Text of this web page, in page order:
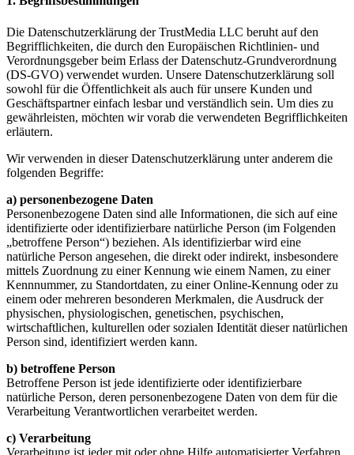
Die Datenschutzerklärung der TrustMedia LLC beruht auf den
Begrifflichkeiten, die durch den Europäischen Richtlinien- und
Verordnungsgeber beim Erlass der Datenschutz-Grundverordnung
(DS-GVO) verwendet wurden. Unsere Datenschutzerklärung soll
sowohl für die Öffentlichkeit als auch für unsere Kunden und
Geschäftspartner einfach lesbar und verständlich sein. Um dies zu
gewährleisten, möchten wir vorab die verwendeten Begrifflichkeiten
erläutern.
Wir verwenden in dieser Datenschutzerklärung unter anderem die
folgenden Begriffe:
a) personenbezogene Daten
Personenbezogene Daten sind alle Informationen, die sich auf eine
identifizierte oder identifizierbare natürliche Person (im Folgenden
„betroffene Person“) beziehen. Als identifizierbar wird eine
natürliche Person angesehen, die direkt oder indirekt, insbesondere
mittels Zuordnung zu einer Kennung wie einem Namen, zu einer
Kennnummer, zu Standortdaten, zu einer Online-Kennung oder zu
einem oder mehreren besonderen Merkmalen, die Ausdruck der
physischen, physiologischen, genetischen, psychischen,
wirtschaftlichen, kulturellen oder sozialen Identität dieser natürlichen
Person sind, identifiziert werden kann.
b) betroffene Person
Betroffene Person ist jede identifizierte oder identifizierbare
natürliche Person, deren personenbezogene Daten von dem für die
Verarbeitung Verantwortlichen verarbeitet werden.
c) Verarbeitung